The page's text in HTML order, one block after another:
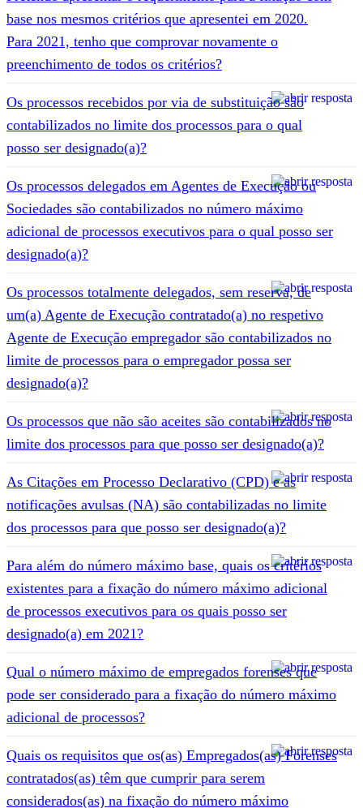
base nos mesmos critérios que apresentei em 2020.
Para 2021, tenho que comprovar novamente o
preenchimento de todos os critérios?
Os processos recebidos por via de substituição são
contabilizados no limite dos processos para o qual
posso ser designado(a)?
Os processos delegados em Agentes de Execução ou
Sociedades são contabilizados no número máximo
adicional de processos executivos para o qual posso ser
designado(a)?
Os processos totalmente delegados, sem reserva, de
um(a) Agente de Execução contratado(a) no respetivo
Agente de Execução empregador são contabilizados no
limite de processos para o empregador possa ser
designado(a)?
Os processos que não são aceites são contabilizados no
limite dos processos para que posso ser designado(a)?
As Citações em Processo Declarativo (CPD) e as
notificações avulsas (NA) são contabilizadas no limite
dos processos para que posso ser designado(a)?
Para além do número máximo base, quais os critérios
existentes para a fixação do número máximo adicional
de processos executivos para os quais posso ser
designado(a) em 2021?
Qual o número máximo de empregados forenses que
pode ser considerado para a fixação do número máximo
adicional de processos?
Quais os requisitos que os(as) Empregados(as) Forenses
contratados(as) têm que cumprir para serem
considerados(as) na fixação do número máximo